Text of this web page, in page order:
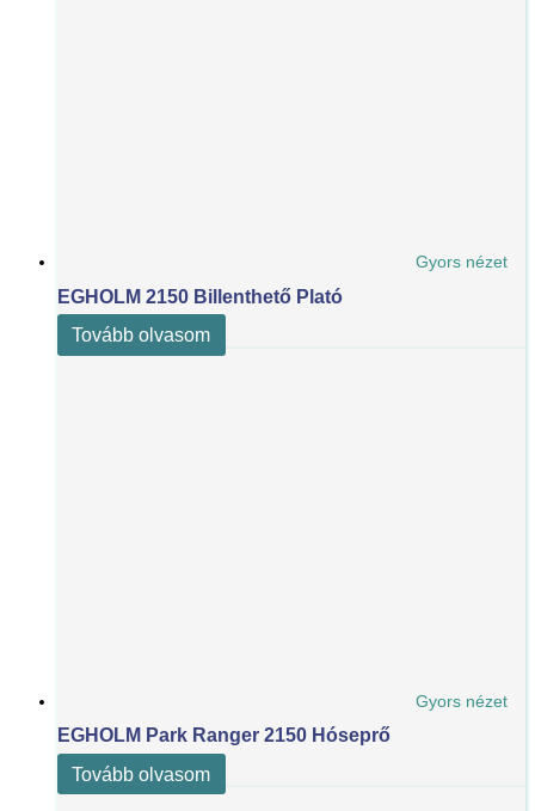
Gyors nézet
EGHOLM 2150 Billenthető Plató
Tovább olvasom
Gyors nézet
EGHOLM Park Ranger 2150 Hóseprő
Tovább olvasom